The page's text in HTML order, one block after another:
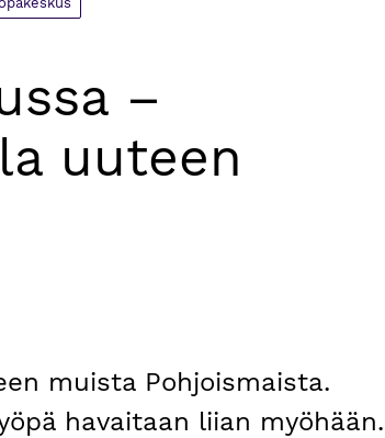
–
uuteen
muista Pohjoismaista.
havaitaan liian myöhään.